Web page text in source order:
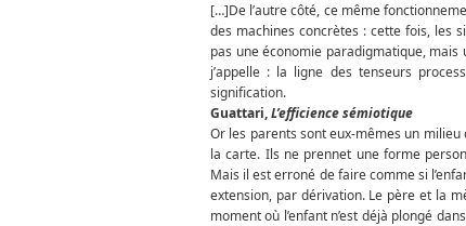
[…]De l’autre côté, ce même
des machines concrètes : cette fois, les
pas une économie paradigmatique, mais
j’appelle : la ligne des tenseurs
signification.
Guattari,L’efficience sémiotique
Or les parents sont eux-mêmes un
la carte. Ils ne prennet une forme
Mais il est erroné de faire comme si
extension, par dérivation. Le père et la
moment où l’enfant n’est déjà plongé